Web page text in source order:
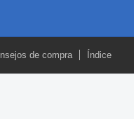
de compra Índice